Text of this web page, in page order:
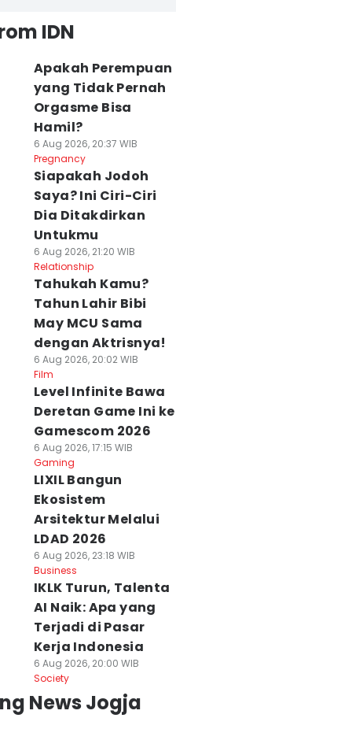
IDN
Apakah Perempuan
yang Tidak Pernah
Orgasme Bisa
Hamil?
6 Aug 2026, 20:37 WIB
Pregnancy
Siapakah Jodoh
Saya? Ini Ciri-Ciri
Dia Ditakdirkan
Untukmu
6 Aug 2026, 21:20 WIB
Relationship
Tahukah Kamu?
Tahun Lahir Bibi
May MCU Sama
dengan Aktrisnya!
6 Aug 2026, 20:02 WIB
Film
Level Infinite Bawa
Deretan Game Ini ke
Gamescom 2026
6 Aug 2026, 17:15 WIB
Gaming
LIXIL Bangun
Ekosistem
Arsitektur Melalui
LDAD 2026
6 Aug 2026, 23:18 WIB
Business
IKLK Turun, Talenta
AI Naik: Apa yang
Terjadi di Pasar
Kerja Indonesia
6 Aug 2026, 20:00 WIB
Society
News Jogja